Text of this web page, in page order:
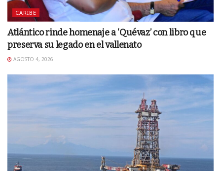
CARIBE
Atlántico rinde homenaje a ‘Quévaz’ con libro que
preserva su legado en el vallenato
AGOSTO 4, 2026